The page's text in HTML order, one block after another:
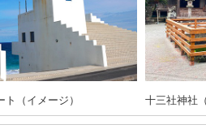
（イメージ） 十三社神社